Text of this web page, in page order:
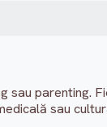
parenting.
sau